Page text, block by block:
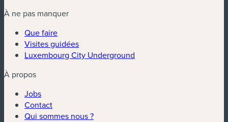
À ne pas manquer
Que faire
Visites guidées
Luxembourg City Underground
À propos
Jobs
Contact
Qui sommes nous ?